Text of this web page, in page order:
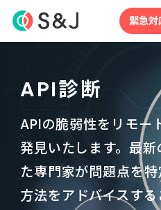
緊急対
API診断
APIの脆弱性をリモー
発見いたします。最新
た専門家が問題点を
方法をアドバイスす